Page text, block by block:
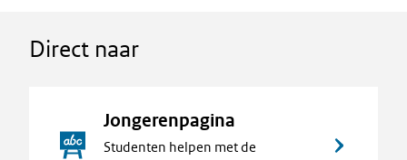
Direct naar
Jongerenpagina
Studenten helpen met de